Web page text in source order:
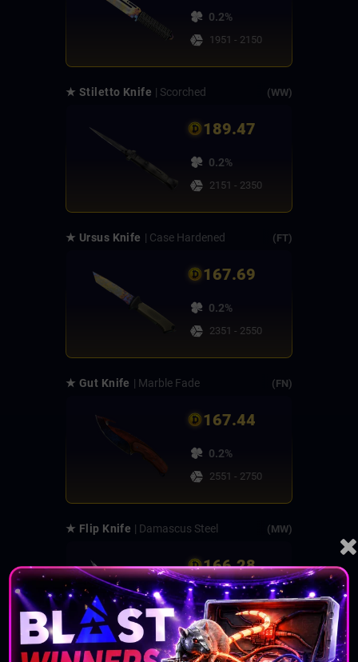
0.2%
1951 - 2150
★ Stiletto Knife | Scorched (WW)
189.47
0.2%
2151 - 2350
★ Ursus Knife | Case Hardened (FT)
167.69
0.2%
2351 - 2550
★ Gut Knife | Marble Fade (FN)
167.44
0.2%
2551 - 2750
★ Flip Knife | Damascus Steel (MW)
166.28
0.25%
2751 - 3000